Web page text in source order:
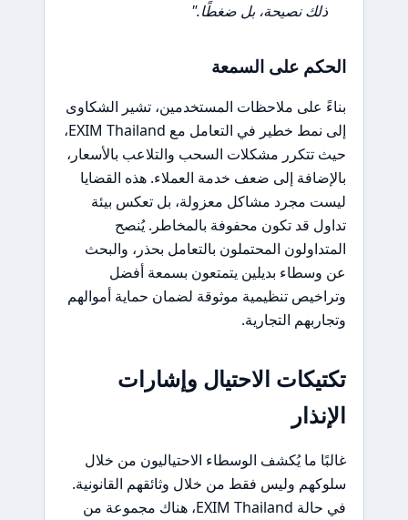
ذلك نصيحة، بل ضغطًا."
الحكم على السمعة
بناءً على ملاحظات المستخدمين، تشير الشكاوى
إلى نمط خطير في التعامل مع EXIM Thailand،
حيث تتكرر مشكلات السحب والتلاعب بالأسعار،
بالإضافة إلى ضعف خدمة العملاء. هذه القضايا
ليست مجرد مشاكل معزولة، بل تعكس بيئة
تداول قد تكون محفوفة بالمخاطر. يُنصح
المتداولون المحتملون بالتعامل بحذر، والبحث
عن وسطاء بديلين يتمتعون بسمعة أفضل
وتراخيص تنظيمية موثوقة لضمان حماية أموالهم
وتجاربهم التجارية.
تكتيكات الاحتيال وإشارات
الإنذار
غالبًا ما يُكشف الوسطاء الاحتياليون من خلال
سلوكهم وليس فقط من خلال وثائقهم القانونية.
في حالة EXIM Thailand، هناك مجموعة من